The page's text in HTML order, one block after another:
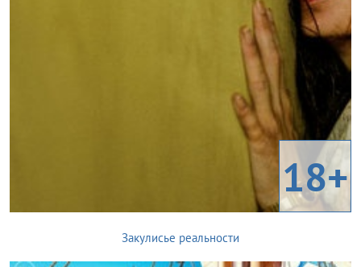
18+
Закулисье реальности